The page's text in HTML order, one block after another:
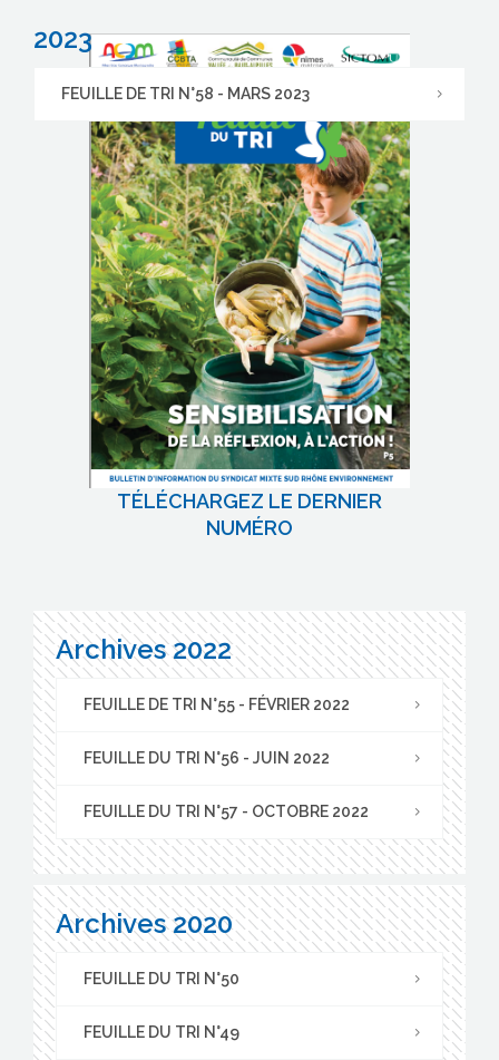
2023
FEUILLE DE TRI N°58 - MARS 2023
TÉLÉCHARGEZ LE DERNIER
NUMÉRO
Archives 2022
FEUILLE DE TRI N°55 - FÉVRIER 2022
FEUILLE DU TRI N°56 - JUIN 2022
FEUILLE DU TRI N°57 - OCTOBRE 2022
Archives 2020
FEUILLE DU TRI N°50
FEUILLE DU TRI N°49